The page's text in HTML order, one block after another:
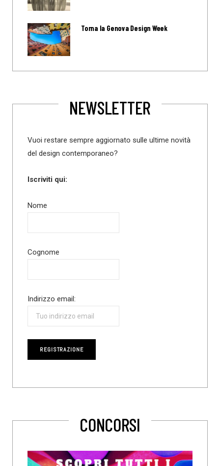
Torna la Genova Design Week
NEWSLETTER
Vuoi restare sempre aggiornato sulle ultime novità
del design contemporaneo?
Iscriviti qui:
Nome
Cognome
Indirizzo email:
CONCORSI